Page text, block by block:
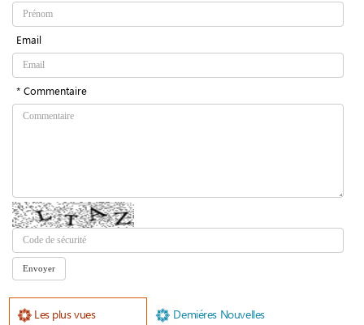
Email
* Commentaire
Les plus vues Demiéres Nouvelles